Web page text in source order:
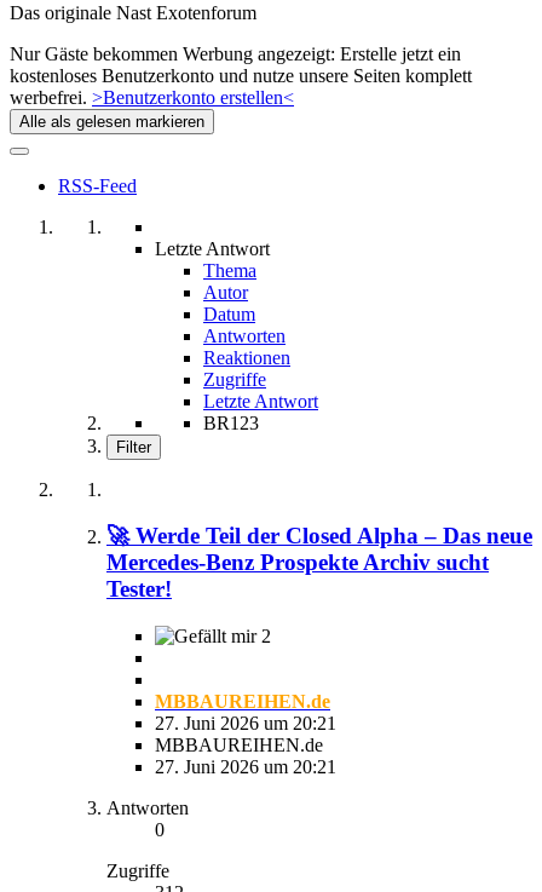
Das originale Nast Exotenforum
Nur Gäste bekommen Werbung angezeigt: Erstelle jetzt ein
kostenloses Benutzerkonto und nutze unsere Seiten komplett
werbefrei. >Benutzerkonto erstellen<
Alle als gelesen markieren
RSS-Feed
Letzte Antwort
Thema
Autor
Datum
Antworten
Reaktionen
Zugriffe
Letzte Antwort
BR123
Filter
🚀 Werde Teil der Closed Alpha – Das neue
Mercedes-Benz Prospekte Archiv sucht
Tester!
2
MBBAUREIHEN.de
27. Juni 2026 um 20:21
MBBAUREIHEN.de
27. Juni 2026 um 20:21
Antworten
0
Zugriffe